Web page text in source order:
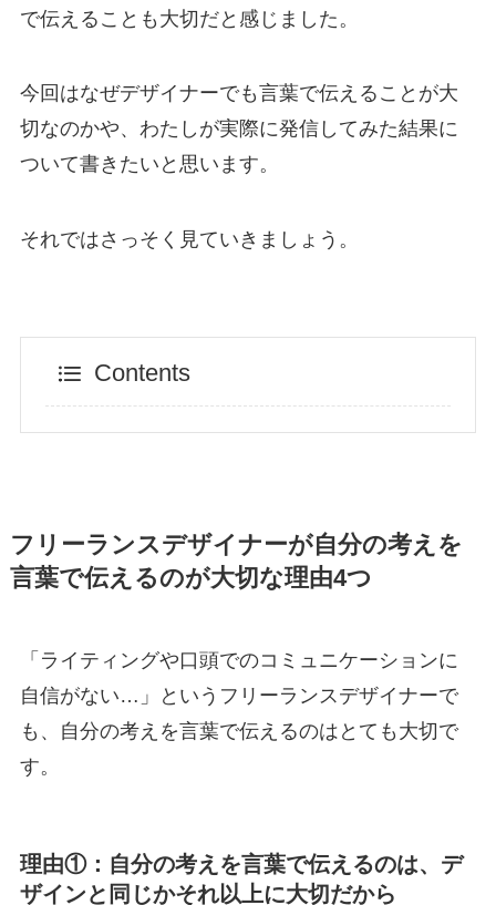
で伝えることも大切だと感じました。
今回はなぜデザイナーでも言葉で伝えることが大
切なのかや、わたしが実際に発信してみた結果に
ついて書きたいと思います。
それではさっそく見ていきましょう。
Contents
フリーランスデザイナーが自分の考えを
言葉で伝えるのが大切な理由4つ
「ライティングや口頭でのコミュニケーションに
自信がない…」というフリーランスデザイナーで
も、自分の考えを言葉で伝えるのはとても大切で
す。
理由①：自分の考えを言葉で伝えるのは、デ
ザインと同じかそれ以上に大切だから